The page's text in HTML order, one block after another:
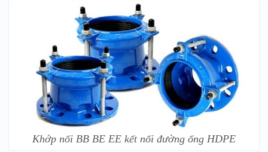
Khớp nối BB BE EE kết nối đường ống HDPE